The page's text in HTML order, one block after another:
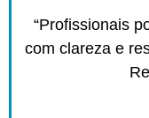
“Profissionais
com clareza e